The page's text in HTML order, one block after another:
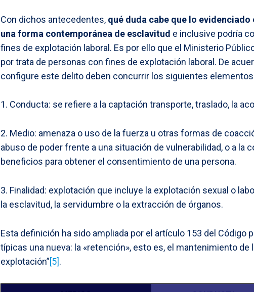
Con dichos antecedentes, qué duda cabe que lo
una forma contemporánea de esclavitud e inclusive podría
fines de explotación laboral. Es por ello que el Ministerio
por trata de personas con fines de explotación laboral. De
configure este delito deben concurrir los siguientes
1. Conducta: se refiere a la captación transporte, traslado, la
2. Medio: amenaza o uso de la fuerza u otras formas de
abuso de poder frente a una situación de vulnerabilidad, o a la
beneficios para obtener el consentimiento de una persona.
3. Finalidad: explotación que incluye la explotación sexual o
la esclavitud, la servidumbre o la extracción de órganos.
Esta definición ha sido ampliada por el artículo 153 del Código
típicas una nueva: la «retención», esto es, el mantenimiento
explotación”[5].